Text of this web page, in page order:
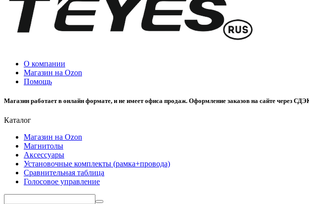
О компании
Магазин на Ozon
Помощь
Магазин работает в онлайн формате, и не имеет офиса продаж. Оформление заказов на сайте через
Каталог
Магазин на Ozon
Магнитолы
Аксессуары
Установочные комплекты (рамка+провода)
Сравнительная таблица
Голосовое управление